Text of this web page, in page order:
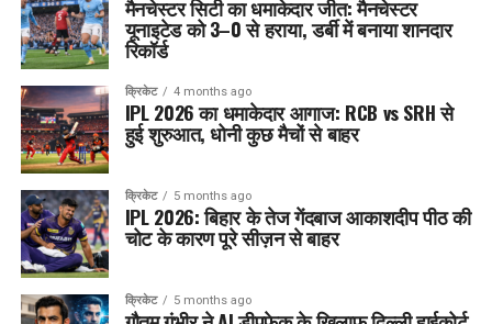
मैनचेस्टर सिटी का धमाकेदार जीत: मैनचेस्टर
यूनाइटेड को 3–0 से हराया, डर्बी में बनाया शानदार
रिकॉर्ड
क्रिकेट 4 months ago
IPL 2026 का धमाकेदार आगाज: RCB vs SRH से
हुई शुरुआत, धोनी कुछ मैचों से बाहर
क्रिकेट 5 months ago
IPL 2026: बिहार के तेज गेंदबाज आकाशदीप पीठ की
चोट के कारण पूरे सीज़न से बाहर
क्रिकेट 5 months ago